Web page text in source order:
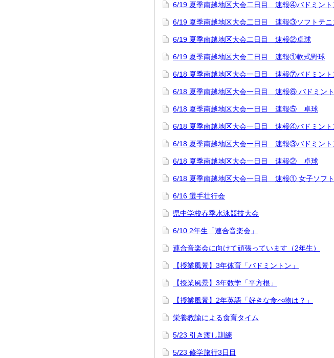
6/19 夏季南越地区大会二日目 速報④バドミント
6/19 夏季南越地区大会二日目 速報③ソフト
6/19 夏季南越地区大会二日目 速報②卓球
6/19 夏季南越地区大会二日目 速報①軟式野球
6/18 夏季南越地区大会一日目 速報⑦バドミント
6/18 夏季南越地区大会一日目 速報⑥ バドミン
6/18 夏季南越地区大会一日目 速報⑤ 卓球
6/18 夏季南越地区大会一日目 速報④バドミント
6/18 夏季南越地区大会一日目 速報③バドミント
6/18 夏季南越地区大会一日目 速報② 卓球
6/18 夏季南越地区大会一日目 速報① 女子ソフ
6/16 選手壮行会
県中学校春季水泳競技大会
6/10 2年生「連合音楽会」
連合音楽会に向けて頑張っています（2年生）
【授業風景】3年体育「バドミントン」
【授業風景】3年数学「平方根」
【授業風景】2年英語「好きな食べ物は？」
栄養教諭による食育タイム
5/23 引き渡し訓練
5/23 修学旅行3日目